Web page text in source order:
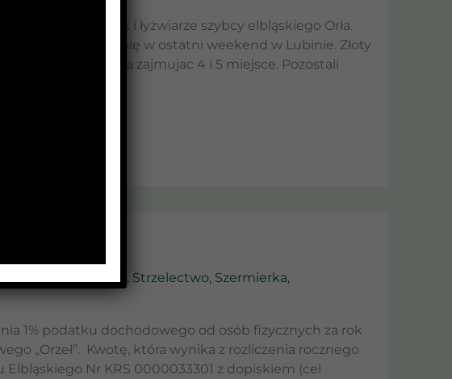
trener jak i łyżwiarze szybcy elbląskiego Orła.
które odbyły się w ostatni weekend w Lubinie. Złoty
była Maja Lewicka zajmujac 4 i 5 miejsce. Pozostali
, Strzelectwo, Szermierka,
1% podatku dochodowego od osób fizycznych za rok
„Orzeł”. Kwotę, która wynika z rozliczenia rocznego
Nr KRS 0000033301 z dopiskiem (cel